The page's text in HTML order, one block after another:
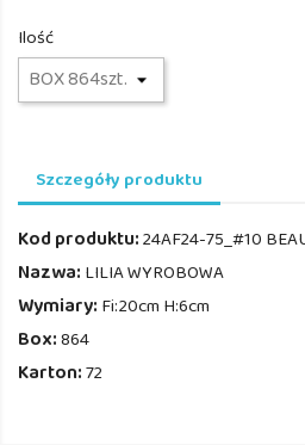
Ilość
Szczegóły produktu
Kod produktu:24AF24-75_#10
Nazwa: LILIA WYROBOWA
Wymiary: Fi:20cm H:6cm
Box:864
Karton:72